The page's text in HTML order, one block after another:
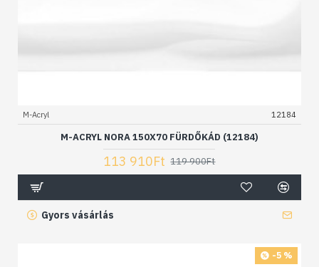
M-Acryl 12184
M-ACRYL NORA 150X70 FÜRDŐKÁD (12184)
113 910Ft 119 900Ft
Gyors vásárlás
-5 %